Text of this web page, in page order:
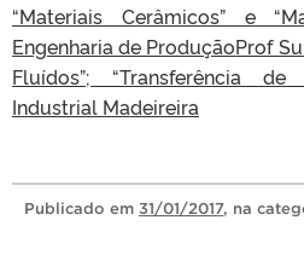
“Materiais Cerâmicos” e
Engenharia de ProduçãoProf
Fluídos”; “Transferência
Industrial Madeireira
Publicado em 31/01/2017, na